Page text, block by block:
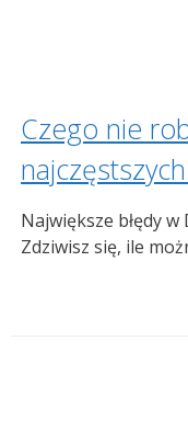
Czego nie
Największe błędy
Zdziwisz się, ile